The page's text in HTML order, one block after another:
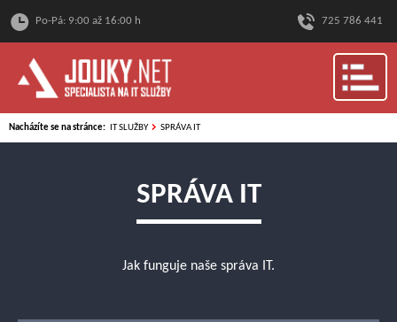
Po-Pá: 9:00 až 16:00 h 725 786 441
Nacházíte se na stránce: IT SLUŽBY SPRÁVA IT
SPRÁVA IT
Jak funguje naše správa IT.